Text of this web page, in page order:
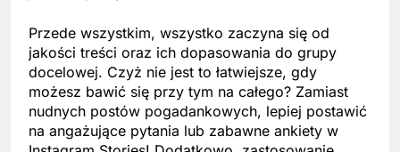
Przede wszystkim, wszystko zaczyna się od
jakości treści oraz ich dopasowania do grupy
docelowej. Czyż nie jest to łatwiejsze, gdy
możesz bawić się przy tym na całego? Zamiast
nudnych postów pogadankowych, lepiej postawić
na angażujące pytania lub zabawne ankiety w